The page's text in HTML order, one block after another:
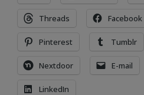
Threads Facebook
Pinterest Tumblr
Nextdoor E-mail
LinkedIn